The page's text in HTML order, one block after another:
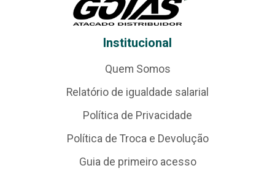
Institucional
Quem Somos
Relatório de igualdade salarial
Política de Privacidade
Política de Troca e Devolução
Guia de primeiro acesso